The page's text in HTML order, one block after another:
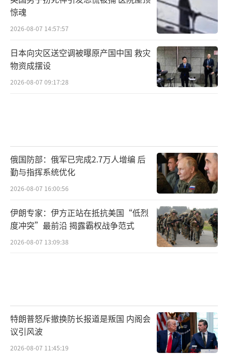
惊魂
2026-08-07 14:57:57
日本向灾区送空调被曝原产国中国 救灾
物资成摆设
2026-08-07 09:17:28
俄国防部：俄军已完成2.7万人增编 后
勤与指挥系统优化
2026-08-07 16:00:56
伊朗专家：伊方正站在抵抗美国“低烈
度冲突”最前沿 揭露霸权战争范式
2026-08-07 13:09:38
特朗普怒斥撤换防长报道是叛国 内阁会
议引风波
2026-08-07 11:45:19